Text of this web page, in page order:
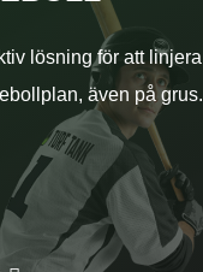
lösning för att linjera
även på grus.